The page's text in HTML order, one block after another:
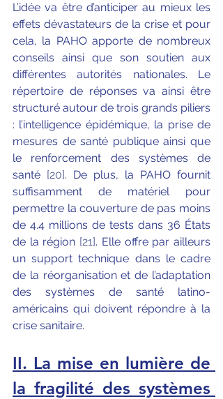
L’idée va être d’anticiper au mieux les
effets dévastateurs de la crise et pour
cela, la PAHO apporte de nombreux
conseils ainsi que son soutien aux
différentes autorités nationales. Le
répertoire de réponses va ainsi être
structuré autour de trois grands piliers
: l’intelligence épidémique, la prise de
mesures de santé publique ainsi que
le renforcement des systèmes de
santé [20]. De plus, la PAHO fournit
suffisamment de matériel pour
permettre la couverture de pas moins
de 4.4 millions de tests dans 36 États
de la région [21]. Elle offre par ailleurs
un support technique dans le cadre
de la réorganisation et de l’adaptation
des systèmes de santé latino-
américains qui doivent répondre à la
crise sanitaire.
II. La mise en lumière de
la fragilité des systèmes